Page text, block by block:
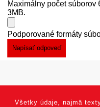
Maximálny počet
3MB.
Podporované formáty
Všetky údaje, najmä